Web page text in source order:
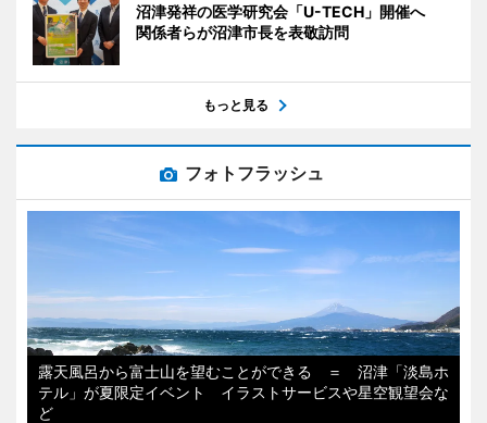
沼津発祥の医学研究会「U-TECH」開催へ
関係者らが沼津市長を表敬訪問
もっと見る
フォトフラッシュ
露天風呂から富士山を望むことができる ＝ 沼津「淡島ホ
テル」が夏限定イベント イラストサービスや星空観望会な
ど